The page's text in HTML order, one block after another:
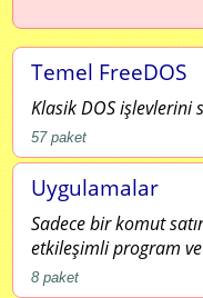
Temel FreeDOS
Klasik DOS
57paket
Uygulamalar
Sadece bir komut
etkileşimli program
8 paket